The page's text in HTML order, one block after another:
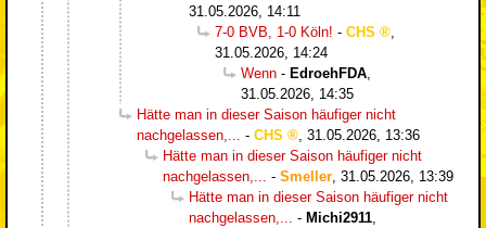
31.05.2026, 14:11
7-0 BVB, 1-0 Köln! - CHS
31.05.2026, 14:24
Wenn - EdroehFDA
31.05.2026, 14:35
Hätte man in dieser Saison häufiger nicht
nachgelassen,...
- CHS
31.05.2026, 13:36
Hätte man in dieser Saison häufiger nicht
nachgelassen,...
- Smeller 31.05.2026, 13:39
Hätte man in dieser Saison häufiger nicht
nachgelassen,...
- Michi2911